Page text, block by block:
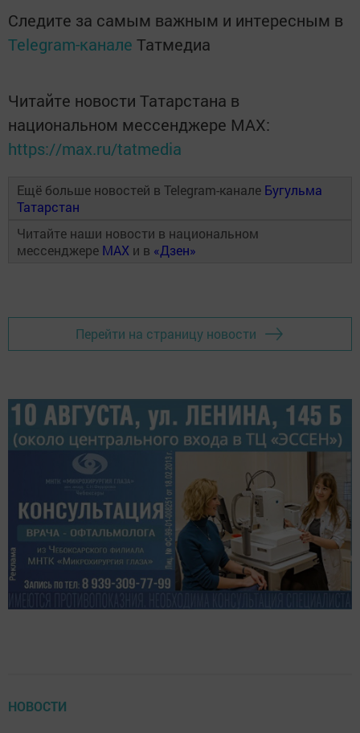
Следите за самым важным и интересным в
Telegram-канале Татмедиа
Читайте новости Татарстана в
национальном мессенджере MАХ:
https://max.ru/tatmedia
Ещё больше новостей в Telegram-канале Бугульма
Татарстан
Читайте наши новости в национальном
мессенджере MAX и в «Дзен»
Перейти на страницу новости
НОВОСТИ